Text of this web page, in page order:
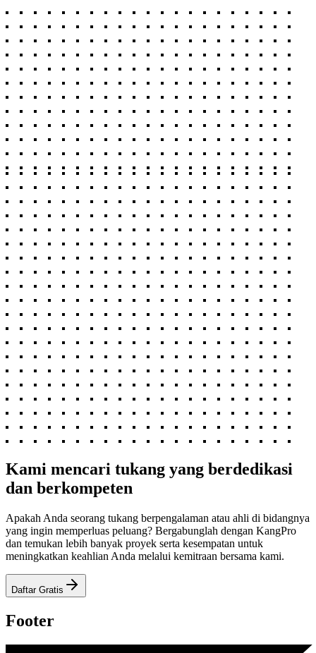
Kami mencari tukang yang berdedikasi
dan berkompeten
Apakah Anda seorang tukang berpengalaman atau ahli di bidangnya
yang ingin memperluas peluang? Bergabunglah dengan KangPro
dan temukan lebih banyak proyek serta kesempatan untuk
meningkatkan keahlian Anda melalui kemitraan bersama kami.
Daftar Gratis
Footer